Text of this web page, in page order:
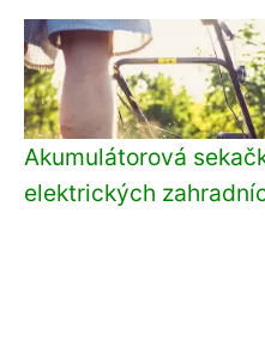
Akumulátorová
elektrických